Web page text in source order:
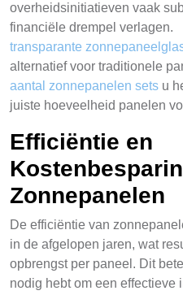
overheidsinitiatieven vaak
financiële drempel verlagen.
transparante
alternatief voor traditionele
aantal zonnepanelen sets u
juiste hoeveelheid panelen
Efficiëntie en
Zonnepanelen
De efficiëntie van
in de afgelopen jaren, wat
opbrengst per paneel. Dit
nodig hebt om een effectieve